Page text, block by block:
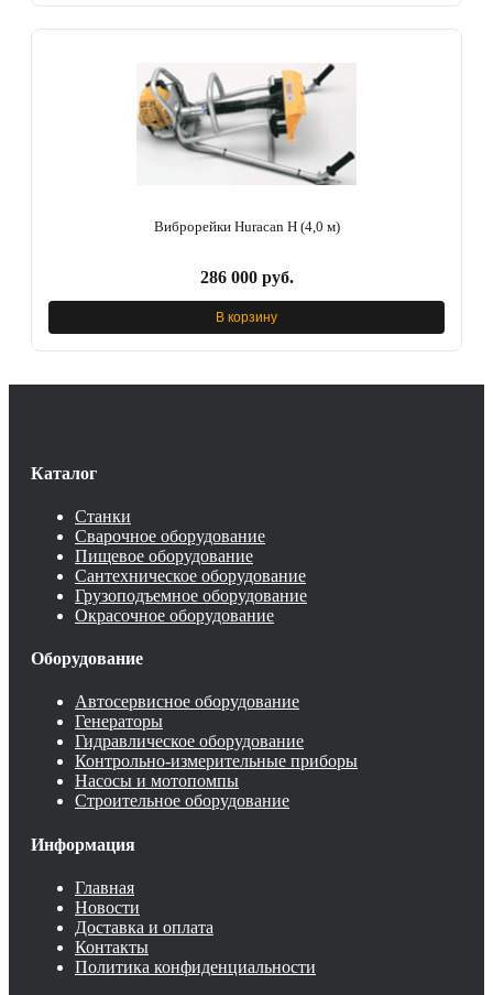
Виброрейки Huracan H (4,0 м)
286 000 руб.
В корзину
Каталог
Станки
Сварочное оборудование
Пищевое оборудование
Сантехническое оборудование
Грузоподъемное оборудование
Окрасочное оборудование
Оборудование
Автосервисное оборудование
Генераторы
Гидравлическое оборудование
Контрольно-измерительные приборы
Насосы и мотопомпы
Строительное оборудование
Информация
Главная
Новости
Доставка и оплата
Контакты
Политика конфиденциальности